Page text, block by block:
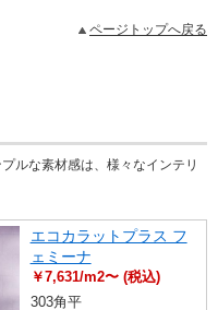
ページトップへ戻る
ルな素材感は、様々なインテリ
エコカラットプラス フ
ェミーナ
￥7,631/m2〜 (税込)
303角平